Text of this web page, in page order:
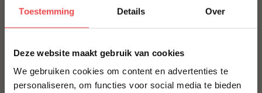
Toestemming Details Over
Deze website maakt gebruik van cookies
We gebruiken cookies om content en advertenties te
personaliseren, om functies voor social media te bieden
ANDEREN KOCHTEN OOK
EENDENBORSTFILET
€ 13,50